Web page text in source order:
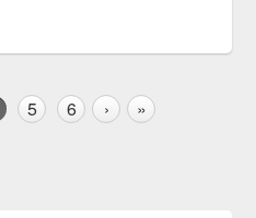
5 6 › »